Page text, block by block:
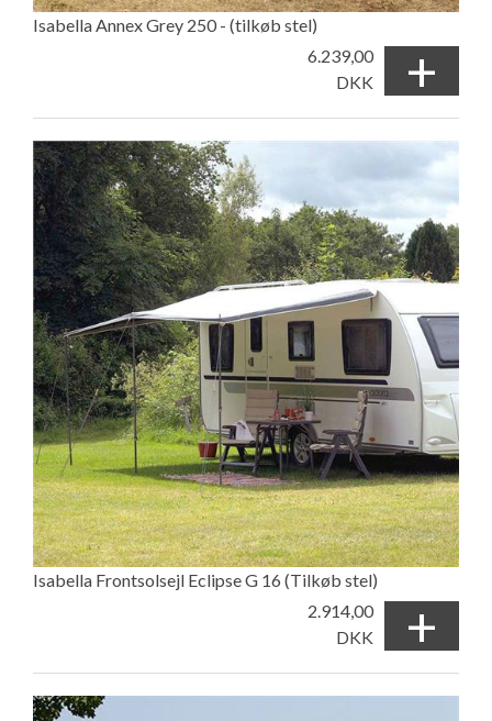
Isabella Annex Grey 250 - (tilkøb stel)
6.239,00
DKK
+
Isabella Frontsolsejl Eclipse G 16 (Tilkøb stel)
2.914,00
DKK
+